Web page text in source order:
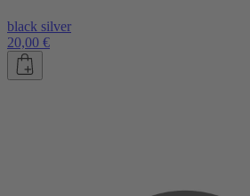
black silver
20,00 €